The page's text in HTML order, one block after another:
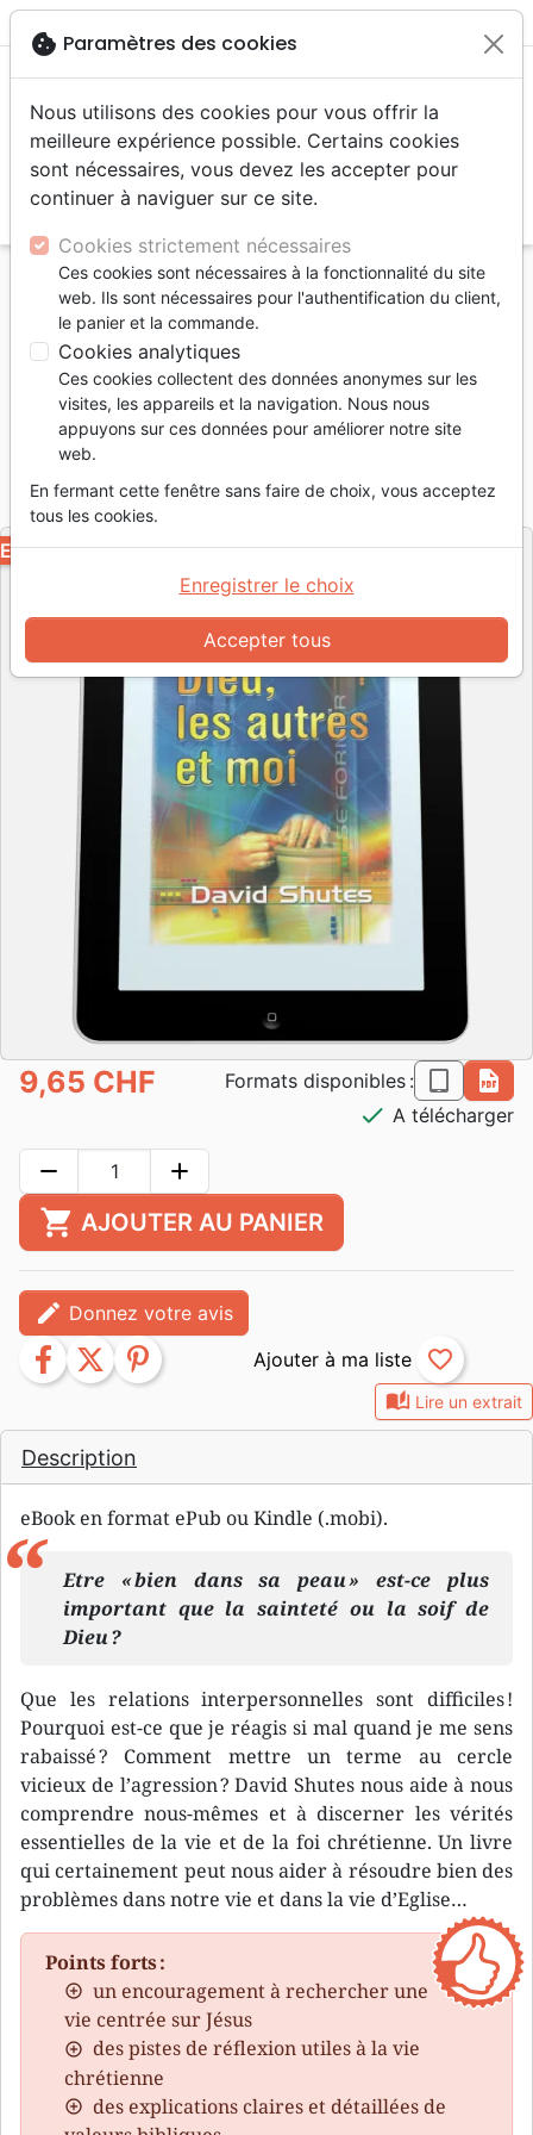
menu
Accueil Livres Santé
Psychologie
Dieu, les autres et moi - Ebook
Dieu, les autres et moi
Ebook
Auteur :David Shutes
Référence MB3382-EPUB EAN
9782826000808
EditeurLa Maison de la Bible
auto_stories Lire un extrait
Description
eBook en format ePub ou Kindle (.mobi).
Etre « bien dans sa peau » est-ce plus
important que la sainteté ou la soif de
Dieu ?
Que les relations interpersonnelles sont difficiles !
Pourquoi est-ce que je réagis si mal quand je me sens
rabaissé ? Comment mettre un terme au cercle
vicieux de l’agression ? David Shutes nous aide à nous
comprendre nous-mêmes et à discerner les vérités
essentielles de la vie et de la foi chrétienne. Un livre
qui certainement peut nous aider à résoudre bien des
problèmes dans notre vie et dans la vie d’Eglise…
Points forts :
un encouragement à rechercher une
vie centrée sur Jésus
des pistes de réflexion utiles à la vie
chrétienne
des explications claires et détaillées de
EPUB
9,65 CHF Formats disponibles : epub
pdf
check A télécharger
remove add
shopping_cart AJOUTER AU PANIER
edit Donnez votre avis
facebook twitter pinterest favorite_border
cookie Paramètres des cookies
Nous utilisons des cookies pour vous offrir la
meilleure expérience possible. Certains cookies
sont nécessaires, vous devez les accepter pour
continuer à naviguer sur ce site.
Cookies strictement nécessaires
Ces cookies sont nécessaires à la fonctionnalité du site
web. Ils sont nécessaires pour l'authentification du client,
le panier et la commande.
Cookies analytiques
Ces cookies collectent des données anonymes sur les
visites, les appareils et la navigation. Nous nous
appuyons sur ces données pour améliorer notre site
web.
En fermant cette fenêtre sans faire de choix, vous acceptez
tous les cookies.
Accepter tous
Enregistrer le choix